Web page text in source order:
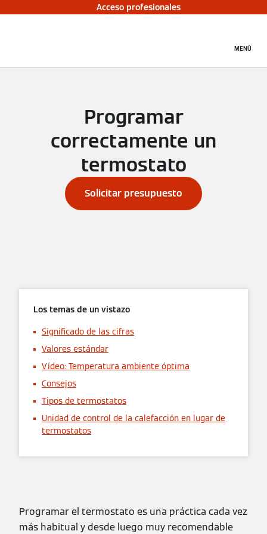
Acceso profesionales
MENÚ
Programar
correctamente un
termostato
Solicitar presupuesto
Los temas de un vistazo
Significado de las cifras
Valores estándar
Vídeo: Temperatura ambiente óptima
Consejos
Tipos de termostatos
Unidad de control de la calefacción en lugar de
termostatos
Programar el termostato es una práctica cada vez
más habitual y desde luego muy recomendable